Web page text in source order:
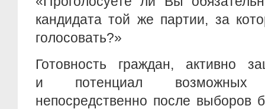
кандидата той же партии, за
голосовать?»
Готовность граждан, активно
и потенциал возможных
непосредственно после выборов